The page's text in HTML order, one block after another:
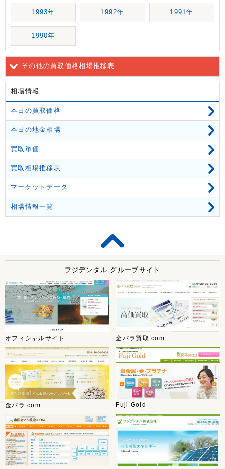
1993年 1992年 1991年
1990年
その他の買取価格相場推移表
相場情報
本日の買取価格
本日の地金相場
買取単価
買取相場推移表
マーケットデータ
相場情報一覧
フジデンタル グループサイト
オフィシャルサイト 金パラ買取.com
金パラ.com Fuji Gold